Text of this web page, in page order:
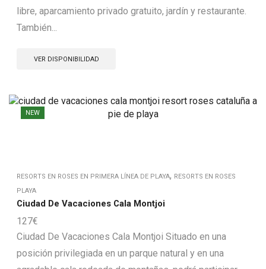
libre, aparcamiento privado gratuito, jardín y restaurante.
También...
VER DISPONIBILIDAD
NEW
RESORTS EN ROSES EN PRIMERA LÍNEA DE PLAYA, RESORTS EN ROSES
PLAYA
Ciudad De Vacaciones Cala Montjoi
127€
Ciudad De Vacaciones Cala Montjoi Situado en una
posición privilegiada en un parque natural y en una